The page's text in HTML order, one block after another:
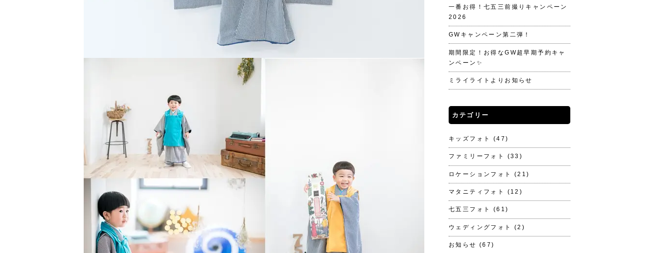
一番お得！七五三前撮りキャンペーン
2026
GWキャンペーン第二弾！
期間限定！お得なGW超早期予約キャ
ンペーン✨
ミライライトよりお知らせ
カテゴリー
キッズフォト (47)
ファミリーフォト (33)
ロケーションフォト (21)
マタニティフォト (12)
七五三フォト (61)
ウェディングフォト (2)
お知らせ (67)